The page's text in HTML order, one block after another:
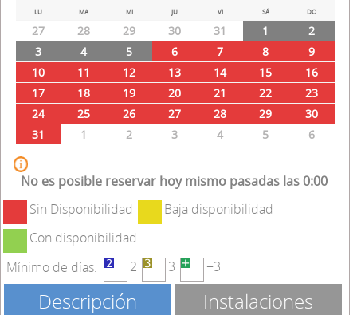
Prev Next
LU MA MI JU VI SÁ DO
27 28 29 30 31 1
2
3
4 5 6 7 8
9
10
11 12 13 14 15
16
17
18 19 20 21 22
23
24
25 26 27 28 29
30
31
1 2 3 4 5 6
No es posible reservar hoy mismo pasadas las 0:00
Sin Disponibilidad
Baja disponibilidad
Con disponibilidad
Mínimo de días:
2 3 +3
Descripción Instalaciones